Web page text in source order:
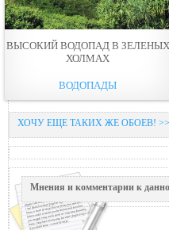
ВЫСОКИЙ ВОДОПАД В ЗЕЛЕНЫХ
ХОЛМАХ
ВОДОПАДЫ
ХОЧУ ЕЩЕ ТАКИХ ЖЕ ОБОЕВ! >>
Мнения и комментарии к